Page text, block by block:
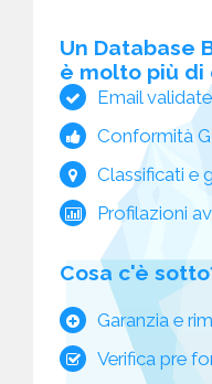
Un Database
è molto più di
Email validate
Conformità
Classificati e
Profilazioni
Cosa c'è
Garanzia e
Verifica pre